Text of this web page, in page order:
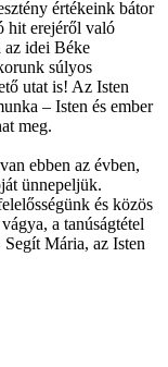
értékeink bátor
hit erejéről való
az idei Béke
súlyos
utat is! Az Isten
– Isten és ember
meg.
ebben az évben,
ünnepeljük.
és közös
a tanúságtétel
Mária, az Isten